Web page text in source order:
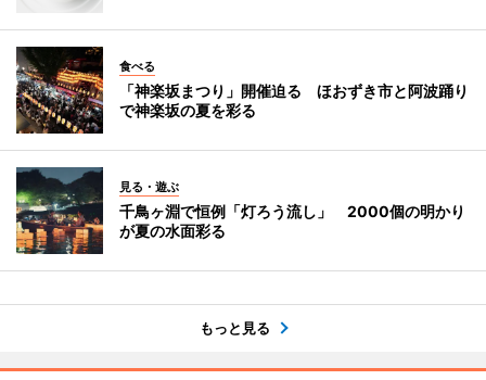
食べる
「神楽坂まつり」開催迫る ほおずき市と阿波踊り
で神楽坂の夏を彩る
見る・遊ぶ
千鳥ヶ淵で恒例「灯ろう流し」 2000個の明かり
が夏の水面彩る
もっと見る